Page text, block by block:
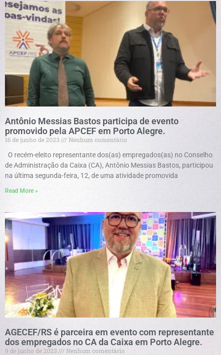
Antônio Messias Bastos participa de evento
promovido pela APCEF em Porto Alegre.
16 de junho de 2023
Nenhum comentário
O recém-eleito representante dos(as) empregados(as) no Conselho
de Administração da Caixa (CA), Antônio Messias Bastos, participou
na última segunda-feira, 12, de uma atividade promovida
Read More »
AGECEF/RS é parceira em evento com representante
dos empregados no CA da Caixa em Porto Alegre.
9 de junho de 2023
Nenhum comentário